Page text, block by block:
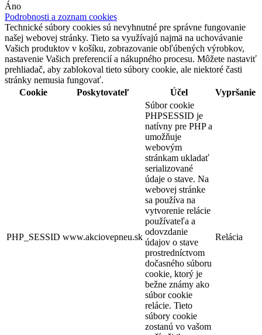
Áno
Podrobnosti a zoznam cookies
Technické súbory cookies sú nevyhnutné pre správne fungovanie
našej webovej stránky. Tieto sa využívajú najmä na uchovávanie
Vašich produktov v košíku, zobrazovanie obľúbených výrobkov,
nastavenie Vašich preferencií a nákupného procesu. Môžete nastaviť
prehliadač, aby zablokoval tieto súbory cookie, ale niektoré časti
stránky nemusia fungovať.
Cookie
Poskytovateľ Účel Vypršanie
PHP_SESSID www.akciovepneu.sk
Súbor cookie
PHPSESSID je
natívny pre PHP a
umožňuje
webovým
stránkam ukladať
serializované
údaje o stave. Na
webovej stránke
sa používa na
vytvorenie relácie
používateľa a
odovzdanie
údajov o stave
prostredníctvom
dočasného súboru
cookie, ktorý je
bežne známy ako
súbor cookie
relácie. Tieto
súbory cookie
zostanú vo vašom
Relácia